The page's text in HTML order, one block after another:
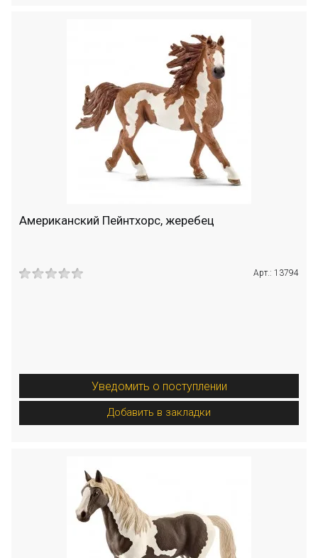
Американский Пейнтхорс, жеребец
Арт.: 13794
Уведомить о поступлении
Добавить в закладки